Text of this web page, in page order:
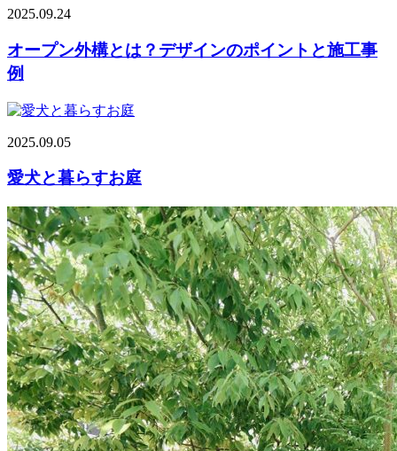
2025.09.24
オープン外構とは？デザインのポイントと施工事
例
2025.09.05
愛犬と暮らすお庭